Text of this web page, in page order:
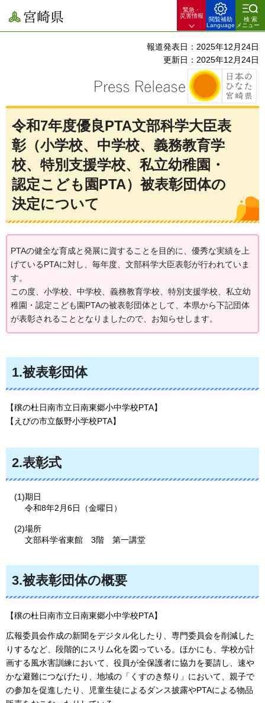
宮崎県
緊急・
災害情報
閲覧補助
Language
検索
メニュー
報道発表日：2025年12月24日
更新日：2025年12月24日
令和7年度優良PTA文部科学大臣表
彰（小学校、中学校、義務教育学
校、特別支援学校、私立幼稚園・
認定こども園PTA）被表彰団体の
決定について
PTAの健全な育成と発展に資することを目的に、優秀な実績を上
げているPTAに対し、毎年度、文部科学大臣表彰が行われていま
す。
この度、小学校、中学校、義務教育学校、特別支援学校、私立幼
稚園・認定こども園PTAの被表彰団体として、本県から下記団体
が表彰されることとなりましたので、お知らせします。
1.被表彰団体
【穣の杜日南市立日南東郷小中学校PTA】
【えびの市立飯野小学校PTA】
2.表彰式
(1)期日
令和8年2月6日（金曜日）
(2)場所
文部科学省東館
3階 第一講堂
3.被表彰団体の概要
【穣の杜日南市立日南東郷小中学校PTA】
広報委員会作成の新聞をデジタル化したり、専門委員会を削減した
りするなど、段階的にスリム化を図っている。ほかにも、学校が計
画する風水害訓練において、役員が全保護者に協力を要請し、速や
かな避難につなげたり、地域の「くすのき祭り」において、親子で
の参加を促進したり、児童生徒によるダンス披露やPTAによる物品